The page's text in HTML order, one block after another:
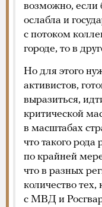
возможно, если
ослабла и
с потоком
городе, то в
Но для этого
активистов,
выразиться,
критической
в масштабах
что такого
по крайней
что в разных
количество тех,
с МВД и